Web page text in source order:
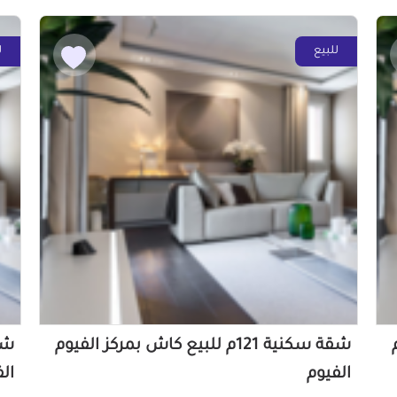
للبيع
شقة سكنية 121م للبيع كاش بمركز الفيوم
الفيوم